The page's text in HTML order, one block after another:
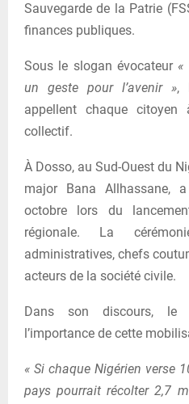
Sauvegarde de la Patrie
finances publiques.
Sous le slogan évocateur «
un geste pour l’avenir »,
appellent chaque
collectif.
À Dosso, au Sud-Ouest du
major Bana Allhassane,
octobre lors du
régionale. La
administratives, chefs
acteurs de la société civile.
Dans son discours, le
l’importance de cette
« Si chaque Nigérien verse
pays pourrait récolter 2,7